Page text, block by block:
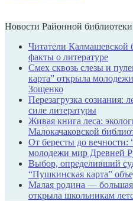
Новости Районной библиотеки
Читатели Калмашевской
факты о литературе
Смех сквозь слезы и
карта” открыла
Зощенко
Перезагрузка сознания:
силе литературы
Живая книга леса:
Малокачаковской
От бересты до вечности:
молодежи мир Древней
Выбор, определивший
“Пушкинская карта”
Малая родина — большая
открыла школьникам